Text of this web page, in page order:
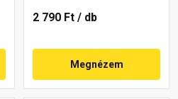
2 790 Ft / db
Megnézem